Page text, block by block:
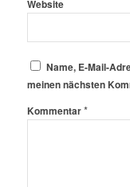
Website
Name, E-Mail-
meinen nächsten
Kommentar*